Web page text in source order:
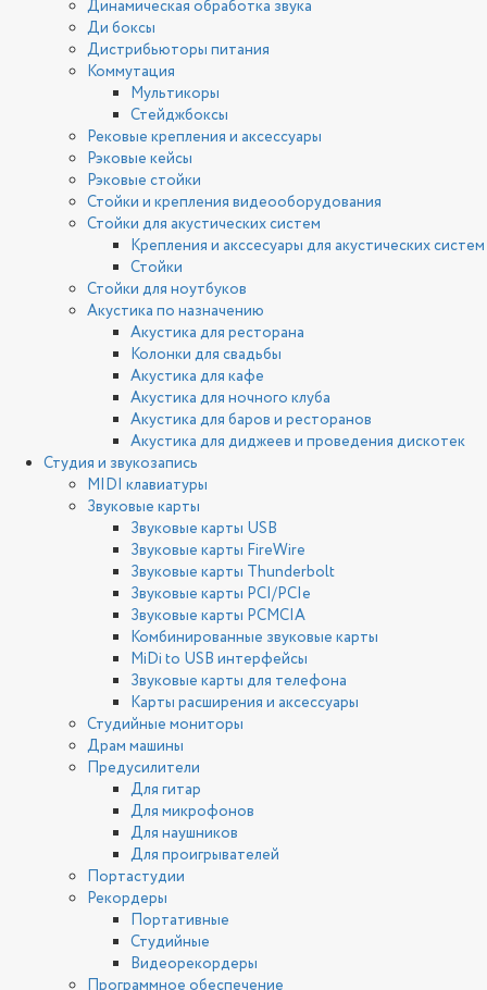
Динамическая обработка звука
Ди боксы
Дистрибьюторы питания
Коммутация
Мультикоры
Стейджбоксы
Рековые крепления и аксессуары
Рэковые кейсы
Рэковые стойки
Стойки и крепления видеооборудования
Стойки для акустических систем
Крепления и акссесуары для акустических систем
Стойки
Стойки для ноутбуков
Акустика по назначению
Акустика для ресторана
Колонки для свадьбы
Акустика для кафе
Акустика для ночного клуба
Акустика для баров и ресторанов
Акустика для диджеев и проведения дискотек
Студия и звукозапись
MIDI клавиатуры
Звуковые карты
Звуковые карты USB
Звуковые карты FireWire
Звуковые карты Thunderbolt
Звуковые карты PCI/PCIe
Звуковые карты PCMCIA
Комбинированные звуковые карты
MiDi to USB интерфейсы
Звуковые карты для телефона
Карты расширения и аксессуары
Студийные мониторы
Драм машины
Предусилители
Для гитар
Для микрофонов
Для наушников
Для проигрывателей
Портастудии
Рекордеры
Портативные
Студийные
Видеорекордеры
Программное обеспечение